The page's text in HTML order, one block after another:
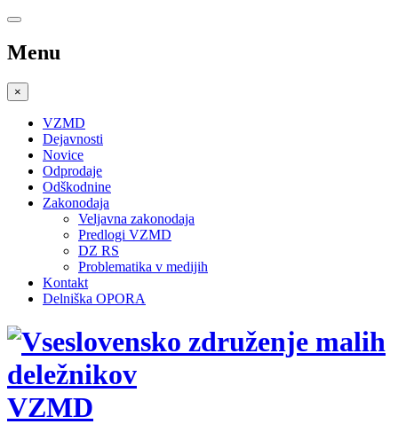
Menu
×
VZMD
Dejavnosti
Novice
Odprodaje
Odškodnine
Zakonodaja
Veljavna zakonodaja
Predlogi VZMD
DZ RS
Problematika v medijih
Kontakt
Delniška OPORA
VZMD